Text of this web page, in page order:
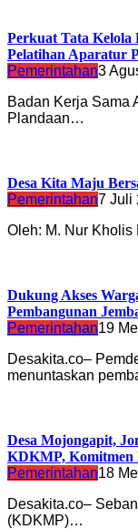
Perkuat Tata Kelola
Pelatihan Aparatur
Pemerintahan3
Badan Kerja Sama
Plandaan…
Desa Kita Maju
Pemerintahan7 Juli
Oleh: M. Nur
Dukung Akses
Pembangunan
Pemerintahan19
Desakita.co–
menuntaskan
Desa Mojongapit,
KDKMP, Komitmen
Pemerintahan18
Desakita.co–
(KDKMP)…